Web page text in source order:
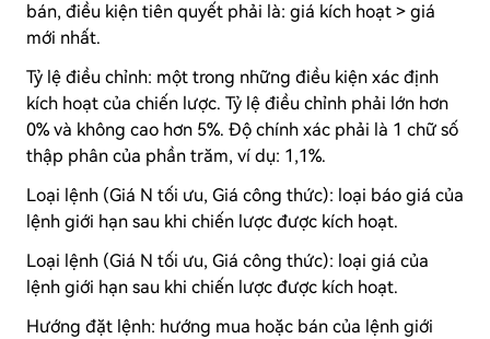
bán, điều kiện tiên quyết phải là: giá kích hoạt > giá
mới nhất.
Tỷ lệ điều chỉnh: một trong những điều kiện xác định
kích hoạt của chiến lược. Tỷ lệ điều chỉnh phải lớn hơn
0% và không cao hơn 5%. Độ chính xác phải là 1 chữ số
thập phân của phần trăm, ví dụ: 1,1%.
Loại lệnh (Giá N tối ưu, Giá công thức): loại báo giá của
lệnh giới hạn sau khi chiến lược được kích hoạt.
Loại lệnh (Giá N tối ưu, Giá công thức): loại giá của
lệnh giới hạn sau khi chiến lược được kích hoạt.
Hướng đặt lệnh: hướng mua hoặc bán của lệnh giới